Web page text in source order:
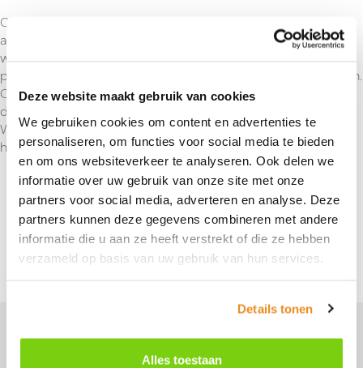
Deze website maakt gebruik van cookies
We gebruiken cookies om content en advertenties te
personaliseren, om functies voor social media te bieden
en om ons websiteverkeer te analyseren. Ook delen we
informatie over uw gebruik van onze site met onze
partners voor social media, adverteren en analyse. Deze
partners kunnen deze gegevens combineren met andere
informatie die u aan ze heeft verstrekt of die ze hebben
verzameld op basis van uw gebruik van hun services.
Details tonen
Alles toestaan
Onze collectie W. Britain miniaturen omvat een breed scala
aan historische figuren, militairen, voertuigen en scènes,
waardoor liefhebbers van geschiedenis en modelbouw hun
passie kunnen belichamen en hun collectie kunnen uitbreiden.
Of u nu geïnteresseerd bent in het Napoleontische tijdperk,
de Amerikaanse Burgeroorlog, de Eerste of Tweede
Wereldoorlog, of andere historische perioden, W. Britain
heeft iets voor elke verzamelaar.
Terug naar overzicht
Je vindt ons hier